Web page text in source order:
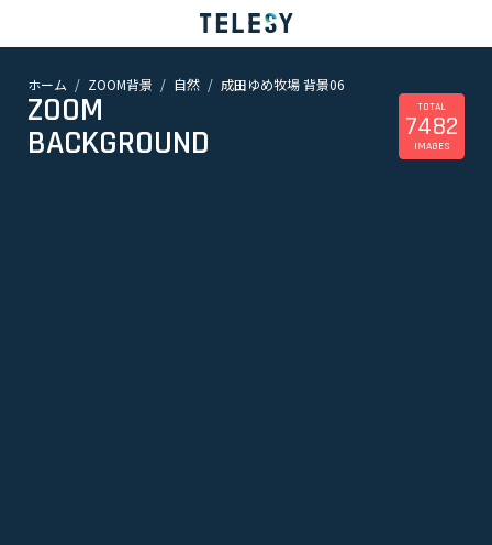
ホーム
ホーム ZOOM背景 自然 成田ゆめ牧場 背景06
ZOOM
BACKGROUND
TOTAL
7482
IMAGES